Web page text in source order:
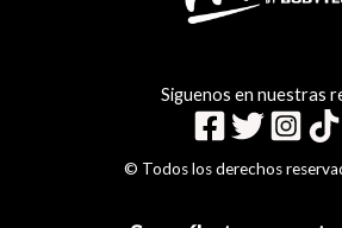
Siguenos en nuestras
© Todos los derechos